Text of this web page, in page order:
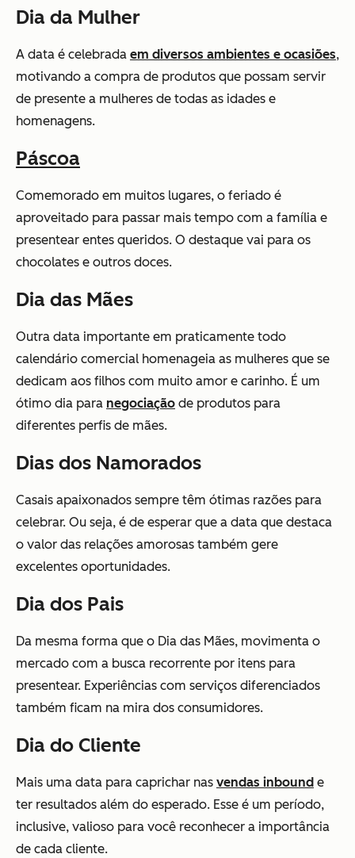
Dia da Mulher
A data é celebrada em diversos ambientes e ocasiões,
motivando a compra de produtos que possam servir
de presente a mulheres de todas as idades e
homenagens.
Páscoa
Comemorado em muitos lugares, o feriado é
aproveitado para passar mais tempo com a família e
presentear entes queridos. O destaque vai para os
chocolates e outros doces.
Dia das Mães
Outra data importante em praticamente todo
calendário comercial homenageia as mulheres que se
dedicam aos filhos com muito amor e carinho. É um
ótimo dia para negociação de produtos para
diferentes perfis de mães.
Dias dos Namorados
Casais apaixonados sempre têm ótimas razões para
celebrar. Ou seja, é de esperar que a data que destaca
o valor das relações amorosas também gere
excelentes oportunidades.
Dia dos Pais
Da mesma forma que o Dia das Mães, movimenta o
mercado com a busca recorrente por itens para
presentear. Experiências com serviços diferenciados
também ficam na mira dos consumidores.
Dia do Cliente
Mais uma data para caprichar nas vendas inbound e
ter resultados além do esperado. Esse é um período,
inclusive, valioso para você reconhecer a importância
de cada cliente.